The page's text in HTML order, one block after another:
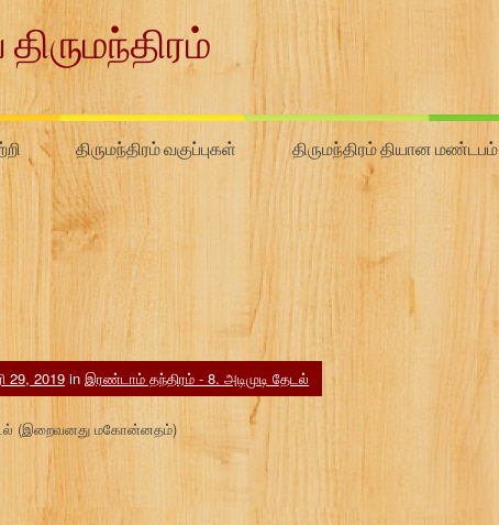
திருமந்திரம் வகுப்புகள் திருமந்திரம் தியான மண்டபம்
29, 2019 in இரண்டாம் தந்திரம் - 8. அடிமுடி தேடல்
(இறைவனது மகோன்னதம்)